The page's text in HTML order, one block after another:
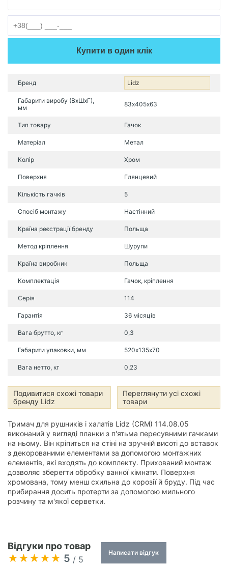
Купити в один клік
Бренд Lidz
Габарити виробу (ВхШхГ),
мм
83х405х63
Тип товару Гачок
Матеріал Метал
Колір Хром
Поверхня Глянцевий
Кількість гачків 5
Спосіб монтажу Настінний
Країна реєстрації бренду Польща
Метод кріплення Шурупи
Країна виробник Польща
Комплектація Гачок, кріплення
Серія 114
Гарантія 36 місяців
Вага брутто, кг 0,3
Габарити упаковки, мм 520х135х70
Вага нетто, кг 0,23
Подивитися схожі товари
бренду Lidz
Переглянути усі схожі
товари
Тримач для рушників і халатів Lidz (CRM) 114.08.05
виконаний у вигляді планки з п'ятьма пересувними гачками
на ньому. Він кріпиться на стіні на зручній висоті до вставок
з декорованими елементами за допомогою монтажних
елементів, які входять до комплекту. Прихований монтаж
дозволяє зберегти обробку ванної кімнати. Поверхня
хромована, тому менш схильна до корозії й бруду. Під час
прибирання досить протерти за допомогою мильного
розчину та м'якої серветки.
Відгуки про товар
5 / 5
Написати відгук